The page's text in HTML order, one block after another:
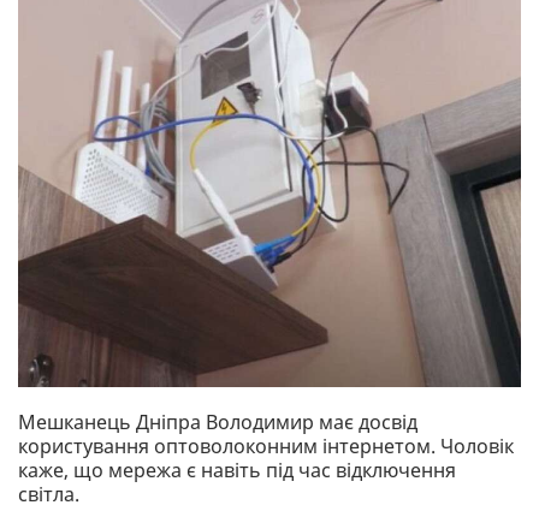
Мешканець Дніпра Володимир має досвід
користування оптоволоконним інтернетом. Чоловік
каже, що мережа є навіть під час відключення
світла.